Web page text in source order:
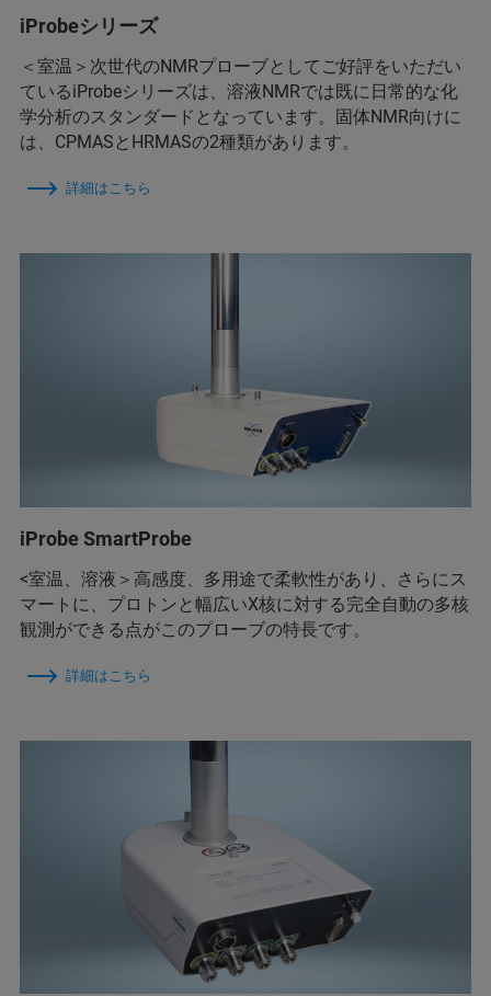
iProbeシリーズ
＜室温＞次世代のNMRプローブとしてご好評をいただい
ているiProbeシリーズは、溶液NMRでは既に日常的な化
学分析のスタンダードとなっています。固体NMR向けに
は、CPMASとHRMASの2種類があります。
詳細はこちら
iProbe SmartProbe
<室温、溶液＞高感度、多用途で柔軟性があり、さらにス
マートに、プロトンと幅広いX核に対する完全自動の多核
観測ができる点がこのプローブの特長です。
詳細はこちら